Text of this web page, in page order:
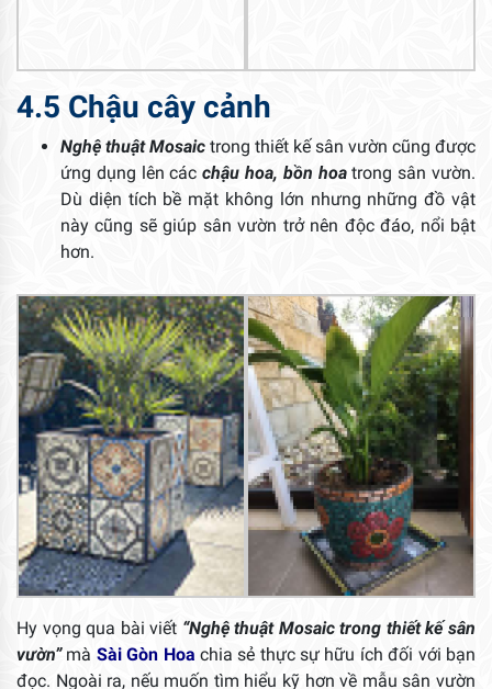
4.5 Chậu cây cảnh
Nghệ thuật Mosaic trong thiết kế sân vườn cũng được
ứng dụng lên cácchậu hoa, bồn hoatrong sân vườn.
Dù diện tích bề mặt không lớn nhưng những đồ vật
này cũng sẽ giúp sân vườn trở nên độc đáo, nổi bật
hơn.
Hy vọng qua bài viết “Nghệthuật Mosaic trong thiết kế sân
vườn”mà Sài Gòn Hoa chia sẻ thực sự hữu ích đối với bạn
đọc. Ngoài ra, nếu muốn tìm hiểu kỹ hơn về mẫu sân vườn